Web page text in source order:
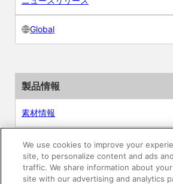
Global
製品情報
素材情報
建材製品情報 総合TOP
住宅向け
We use cookies to improve your
site, to personalize content and ads
traffic. We share information about
site with our advertising and analytics